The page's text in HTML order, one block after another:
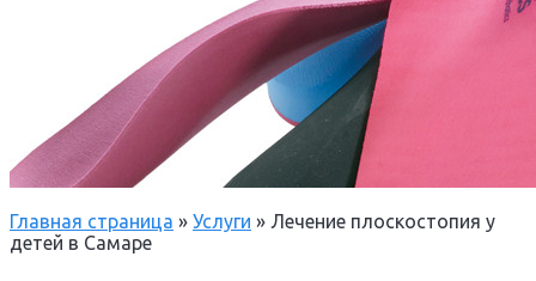
Главная страница » Услуги » Лечение плоскостопия у
детей в Самаре